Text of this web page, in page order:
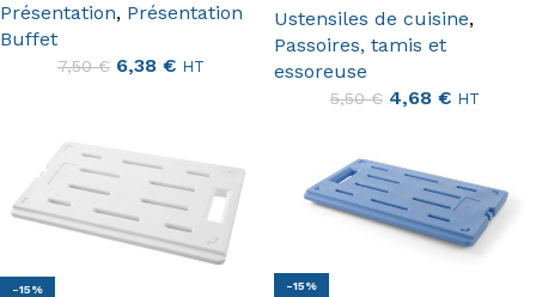
Présentation, Présentation
Buffet
7,50€ 6,38 € HT
Ustensiles de cuisine,
Passoires, tamis et
essoreuse
5,50€ 4,68 € HT
-15% -15%